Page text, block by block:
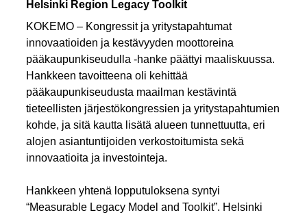
Helsinki Region Legacy Toolkit
KOKEMO – Kongressit ja yritystapahtumat
innovaatioiden ja kestävyyden moottoreina
pääkaupunkiseudulla -hanke päättyi maaliskuussa.
Hankkeen tavoitteena oli kehittää
pääkaupunkiseudusta maailman kestävintä
tieteellisten järjestökongressien ja yritystapahtumien
kohde, ja sitä kautta lisätä alueen tunnettuutta, eri
alojen asiantuntijoiden verkostoitumista sekä
innovaatioita ja investointeja.
Hankkeen yhtenä lopputuloksena syntyi
“Measurable Legacy Model and Toolkit”. Helsinki